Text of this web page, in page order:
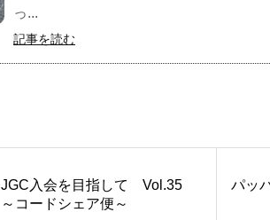
っ...
記事を読む
JGC入会を目指して Vol.35
～コードシェア便～
パッ